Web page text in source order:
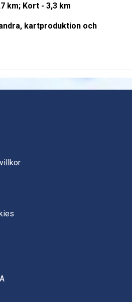
km; Kort - 3,3 km
kartproduktion och